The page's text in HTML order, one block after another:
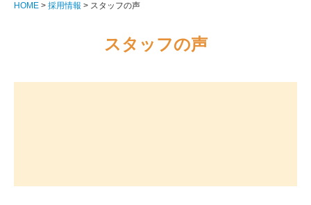
料金について
HOME 採用情報 スタッフの声
スタッフの声